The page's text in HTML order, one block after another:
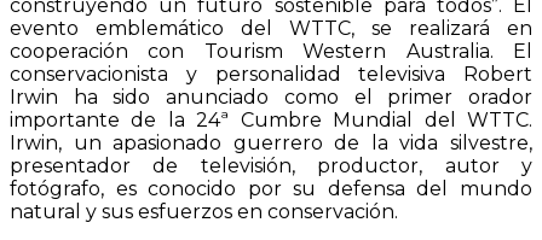
construyendo un futuro sostenible para todos”. El
evento emblemático del WTTC, se realizará en
cooperación con Tourism Western Australia. El
conservacionista y personalidad televisiva Robert
Irwin ha sido anunciado como el primer orador
importante de la 24ª Cumbre Mundial del WTTC.
Irwin, un apasionado guerrero de la vida silvestre,
presentador de televisión, productor, autor y
fotógrafo, es conocido por su defensa del mundo
natural y sus esfuerzos en conservación.